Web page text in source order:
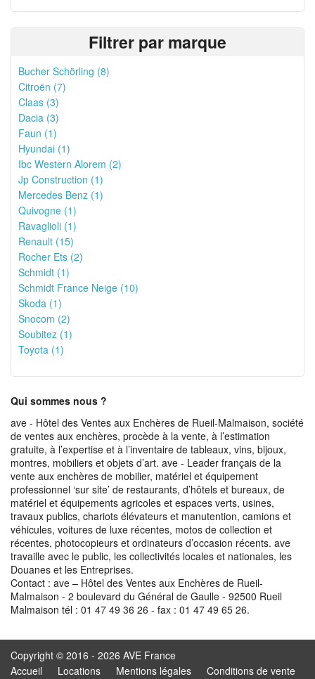
Filtrer par marque
Bucher Schörling (8)
Citroën (7)
Claas (3)
Dacia (3)
Faun (1)
Hyundai (1)
Ibc Western Alorem (2)
Jp Construction (1)
Mercedes Benz (1)
Quivogne (1)
Ravaglioli (1)
Renault (15)
Rocher Ets (2)
Schmidt (1)
Schmidt France Neige (10)
Skoda (1)
Snocom (2)
Soubitez (1)
Toyota (1)
Qui sommes nous ?
ave - Hôtel des Ventes aux Enchères de Rueil-Malmaison, société
de ventes aux enchères, procède à la vente, à l’estimation
gratuite, à l’expertise et à l’inventaire de tableaux, vins, bijoux,
montres, mobiliers et objets d’art. ave - Leader français de la
vente aux enchères de mobilier, matériel et équipement
professionnel ‘sur site’ de restaurants, d’hôtels et bureaux, de
matériel et équipements agricoles et espaces verts, usines,
travaux publics, chariots élévateurs et manutention, camions et
véhicules, voitures de luxe récentes, motos de collection et
récentes, photocopieurs et ordinateurs d’occasion récents. ave
travaille avec le public, les collectivités locales et nationales, les
Douanes et les Entreprises.
Contact : ave – Hôtel des Ventes aux Enchères de Rueil-
Malmaison - 2 boulevard du Général de Gaulle - 92500 Rueil
Malmaison tél : 01 47 49 36 26 - fax : 01 47 49 65 26.
Copyright © 2016 - 2026 AVE France
Accueil
Locations Mentions légales Conditions de vente